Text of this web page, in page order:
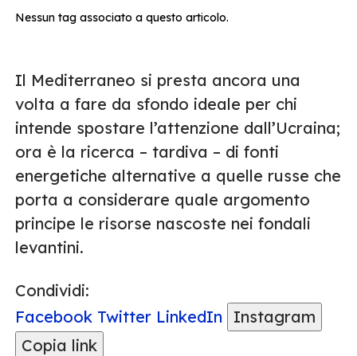
Nessun tag associato a questo articolo.
Il Mediterraneo si presta ancora una
volta a fare da sfondo ideale per chi
intende spostare l’attenzione dall’Ucraina;
ora è la ricerca – tardiva – di fonti
energetiche alternative a quelle russe che
porta a considerare quale argomento
principe le risorse nascoste nei fondali
levantini.
Condividi:
Facebook Twitter LinkedIn
Instagram
Copia link